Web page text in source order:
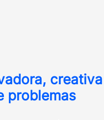
creativa
problemas